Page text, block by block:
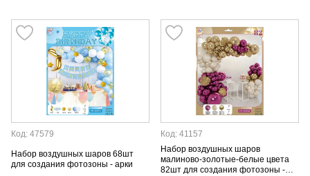
Код: 47579
Набор воздушных шаров 68шт
для создания фотозоны - арки
Код: 41157
Набор воздушных шаров
малиново-золотые-белые цвета
82шт для создания фотозоны -